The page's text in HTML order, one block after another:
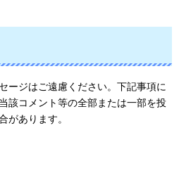
ージはご遠慮ください。下記事項に
該コメント等の全部または一部を投
があります。